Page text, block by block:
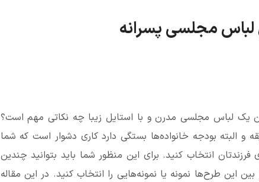
لباس مجلسی پسرانه
یک لباس مجلسی مدرن و با استایل زیبا چه نکاتی مهم است؟
و البته بودجه خانواده‌ها بستگی دارد کاری دشوار است که شما
انتخاب کنید. برای این منظور شما باید بتوانید چندین
این طرح‌ها نمونه یا نمونه‌هایی را انتخاب کنید. در این مقاله